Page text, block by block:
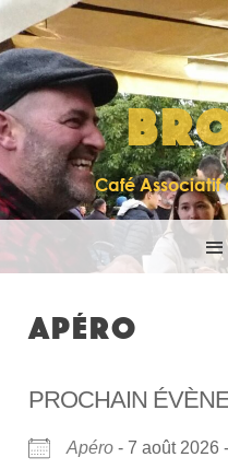
Café Associatif
APÉRO
PROCHAIN
Apéro - 7 août 2026